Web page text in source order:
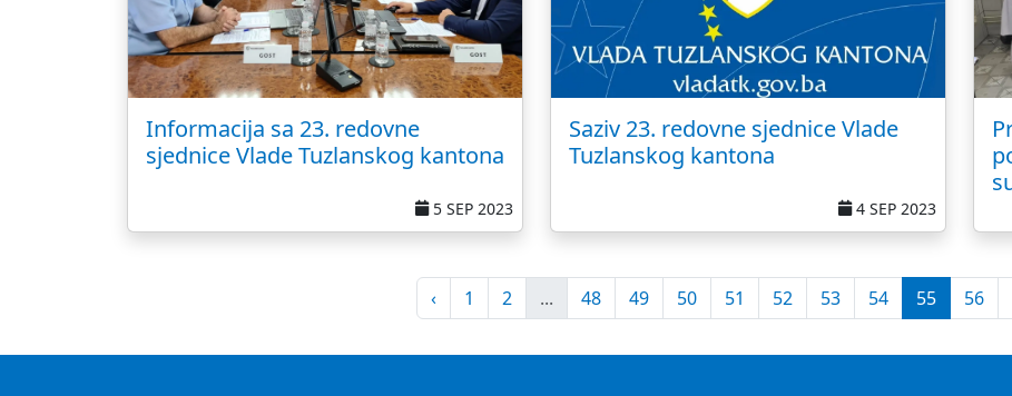
Informacija sa 23. redovne
sjednice Vlade Tuzlanskog kantona
5 SEP 2023
Saziv 23. redovne sjednice Vlade
Tuzlanskog kantona
4 SEP 2023
‹ 1 2 ... 48 49 50 51 52 53 54 55 56